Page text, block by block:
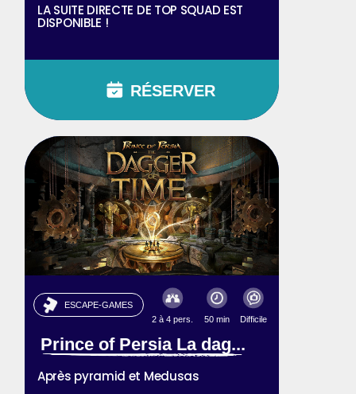
LA SUITE DIRECTE DE TOP SQUAD EST
DISPONIBLE !
RÉSERVER
ESCAPE-GAMES
2 à 4 pers.
50 min Difficile
Prince of Persia La dag...
Après pyramid et Medusas